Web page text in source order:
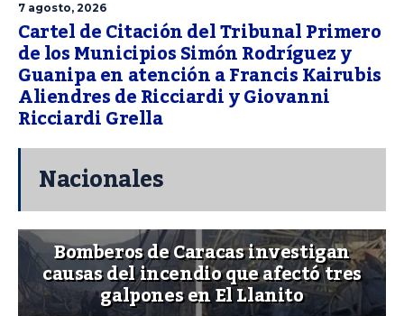
7 agosto, 2026
Cartel de Citación del Tribunal Primero
de los Municipios Simón Rodríguez y
Guanipa en atención a Francis Kairubis
Aliendres de Ricciardi y Giovanni
Ricciardi Grella
Nacionales
Bomberos de Caracas investigan
causas del incendio que afectó tres
galpones en El Llanito